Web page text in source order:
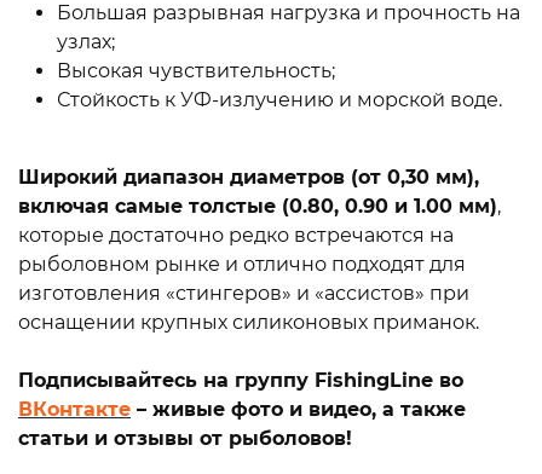
Большая разрывная нагрузка и прочность на
узлах;
Высокая чувствительность;
Стойкость к УФ-излучению и морской воде.
Широкий диапазон диаметров (от 0,30 мм),
включая самые толстые (0.80, 0.90 и 1.00 мм),
которые достаточно редко встречаются на
рыболовном рынке и отлично подходят для
изготовления «стингеров» и «ассистов» при
оснащении крупных силиконовых приманок.
Подписывайтесь на группу FishingLine во
ВКонтакте – живые фото и видео, а также
статьи и отзывы от рыболовов!